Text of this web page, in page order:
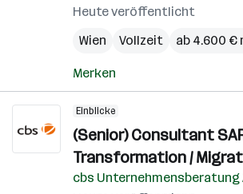
Heute veröffentlicht
Wien
Vollzeit ab 4.600
Merken
Einblicke
(Senior) Consultant
Transformation /
cbs Unternehmensberatung